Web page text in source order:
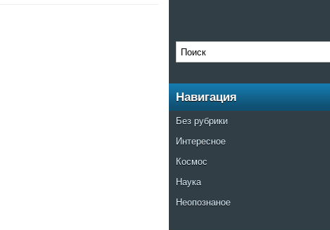
Навигация
Без рубрики
Интересное
Космос
Наука
Неопознаное